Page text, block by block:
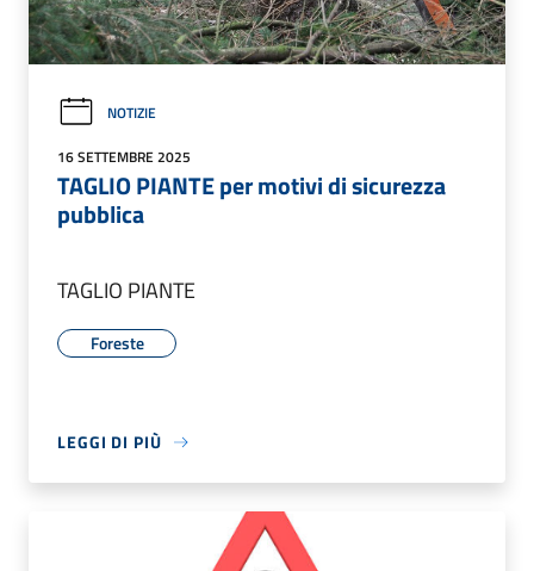
NOTIZIE
16 SETTEMBRE 2025
TAGLIO PIANTE per motivi di sicurezza
pubblica
TAGLIO PIANTE
Foreste
LEGGI DI PIÙ